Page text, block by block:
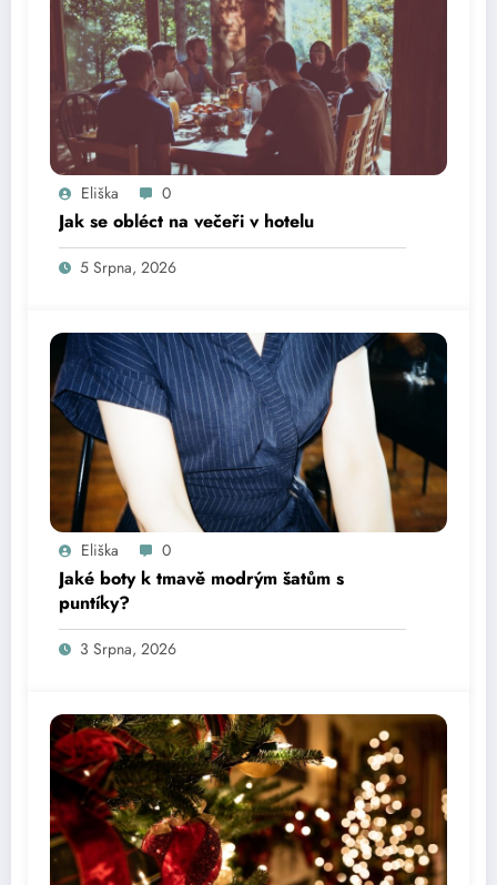
Eliška 0
Jak se obléct na večeři v hotelu
5 Srpna, 2026
Eliška 0
Jaké boty k tmavě modrým šatům s
puntíky?
3 Srpna, 2026